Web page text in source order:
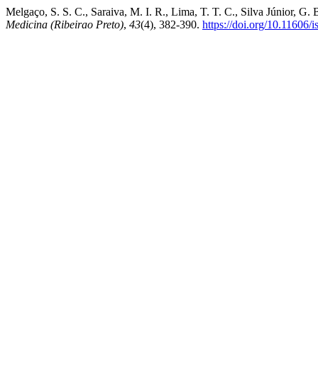
Melgaço, S. S. C., Saraiva, M. I. R., Lima, T. T. C., Silva Júnior,
Medicina (Ribeirao Preto), 43(4), 382-390. https://doi.org/10.11606/